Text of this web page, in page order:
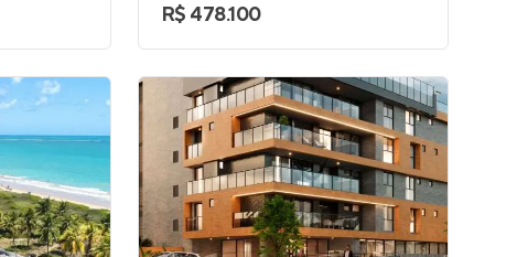
R$ 478.100